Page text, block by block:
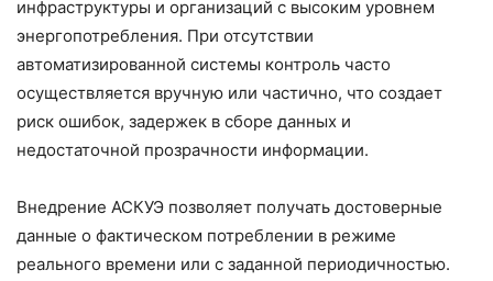
инфраструктуры и организаций с высоким уровнем
энергопотребления. При отсутствии
автоматизированной системы контроль часто
осуществляется вручную или частично, что создает
риск ошибок, задержек в сборе данных и
недостаточной прозрачности информации.
Внедрение АСКУЭ позволяет получать достоверные
данные о фактическом потреблении в режиме
реального времени или с заданной периодичностью.